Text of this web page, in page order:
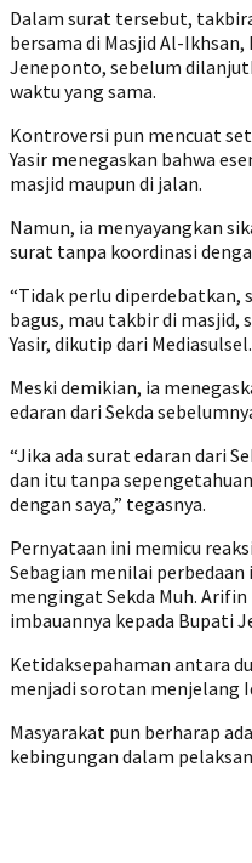
Dalam surat tersebut,
bersama di Masjid Al-
Jeneponto, sebelum
waktu yang sama.
Kontroversi pun mencuat
Yasir menegaskan bahwa
masjid maupun di jalan.
Namun, ia menyayangkan
surat tanpa koordinasi
“Tidak perlu diperdebatkan,
bagus, mau takbir di masjid,
Yasir, dikutip dari
Meski demikian, ia
edaran dari Sekda
“Jika ada surat edaran dari
dan itu tanpa
dengan saya,” tegasnya.
Pernyataan ini memicu
Sebagian menilai
mengingat Sekda Muh.
imbauannya kepada Bupati
Ketidaksepahaman antara
menjadi sorotan menjelang
Masyarakat pun berharap
kebingungan dalam